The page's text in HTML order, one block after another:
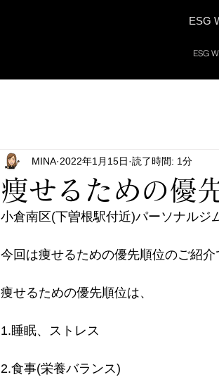
ESG
ESG
痩せるための優
MINA 2022年1月15日 読了時間: 1分
小倉南区(下曽根駅付近)パーソナルジ
今回は痩せるための優先順位のご紹介
痩せるための優先順位は、
1.睡眠、ストレス
2.食事(栄養バランス)